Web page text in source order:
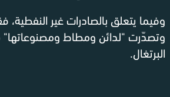
وفيما يتعلق بالصادرات غير النفطية، فقد
وتصدّرت "لدائن ومطاط ومصنوعاتها"
البرتغال.